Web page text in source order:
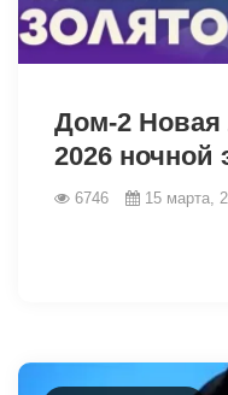
Дом-2 Новая
2026 ночной
6746 15 марта,